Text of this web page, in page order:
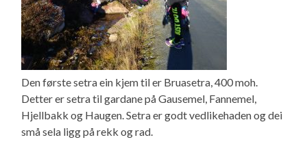
Den første setra ein kjem til er Bruasetra, 400 moh.
Detter er setra til gardane på Gausemel, Fannemel,
Hjellbakk og Haugen. Setra er godt vedlikehaden og dei
små sela ligg på rekk og rad.